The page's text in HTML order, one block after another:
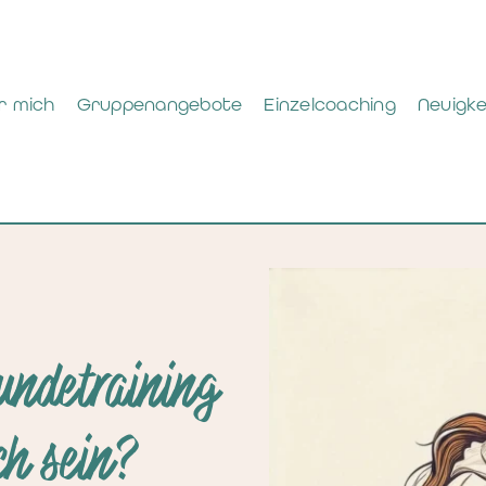
mich Gruppenangebote Einzelcoaching
mich Gruppenangebote Einzelcoaching
sein?